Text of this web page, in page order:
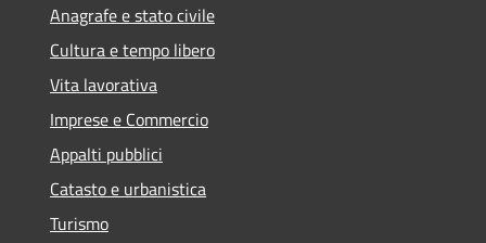
Anagrafe e stato civile
Cultura e tempo libero
Vita lavorativa
Imprese e Commercio
Appalti pubblici
Catasto e urbanistica
Turismo